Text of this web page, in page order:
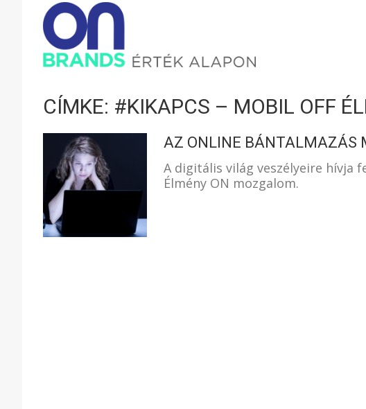
ÉRTÉK
ALAPON
CÍMKE: #KIKAPCS – MOBIL OFF
AZ ONLINE BÁNTALMAZÁS
A digitális világ veszélyeire hívja
Élmény ON mozgalom.